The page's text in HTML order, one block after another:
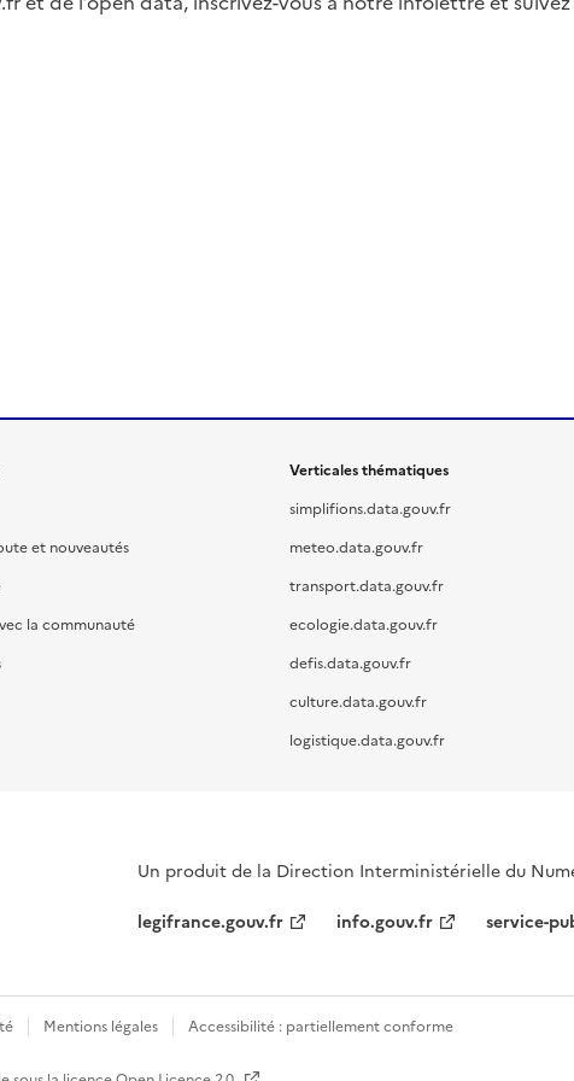
et nouveautés
la communauté
Verticales thématiques
simplifions.data.gouv.fr
meteo.data.gouv.fr
transport.data.gouv.fr
ecologie.data.gouv.fr
defis.data.gouv.fr
culture.data.gouv.fr
logistique.data.gouv.fr
Un produit de la Direction Interministérielle du
legifrance.gouv.fr
info.gouv.fr service-
Mentions légales Accessibilité : partiellement conforme